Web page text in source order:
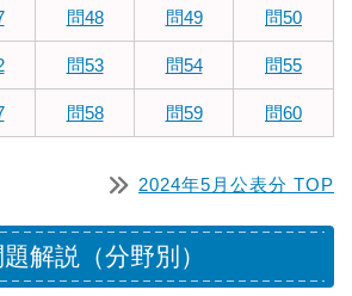
問48 問49 問50
問53 問54 問55
問58 問59 問60
2024年5月公表分 TOP
解説（分野別）